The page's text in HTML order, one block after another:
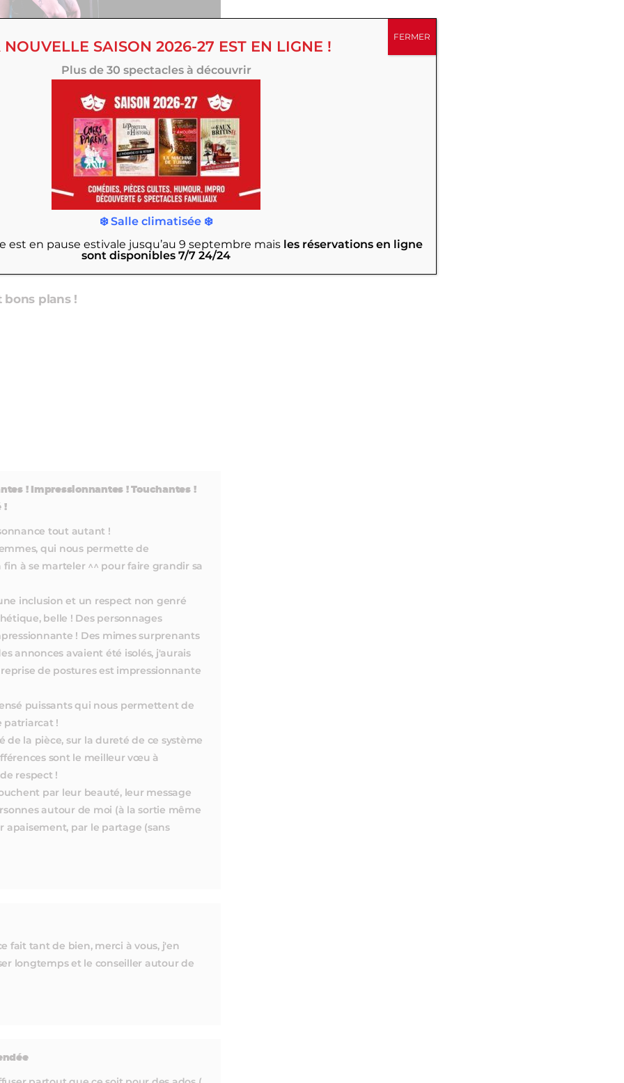
| Contactez Alexandra Dugot
bons plans !
! Impressionnantes ! Touchantes !
!
tout autant !
qui nous permette de
à se marteler ^^ pour faire grandir sa
inclusion et un respect non genré
belle ! Des personnages
! Des mimes surprenants
annonces avaient été isolés, j'aurais
de postures est impressionnante
puissants qui nous permettent de
patriarcat !
la pièce, sur la dureté de ce système
sont le meilleur vœu à
respect !
par leur beauté, leur message
autour de moi (à la sortie même
apaisement, par le partage (sans
fait tant de bien, merci à vous, j'en
longtemps et le conseiller autour de
NOUVELLE SAISON 2026-27 EST EN LIGNE !
Plus de 30 spectacles à découvrir
❄️ Salle climatisée ❄️
est en pause estivale jusqu’au 9 septembre maisles réservations en ligne
sont disponibles 7/7 24/24
FERMER